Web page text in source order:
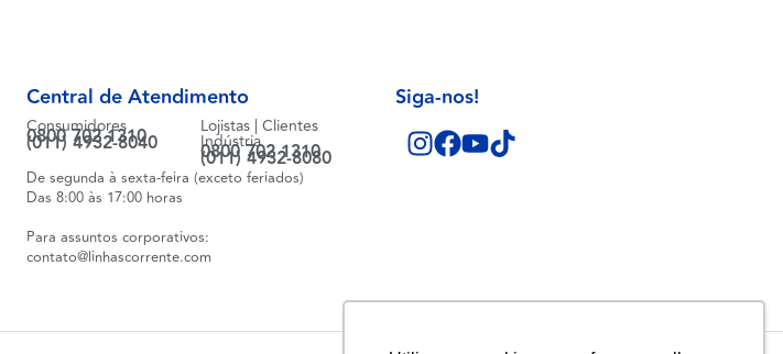
Central de Atendimento
Consumidores
0800 702 1310
(011) 4932-8040
Lojistas | Clientes
Indústria
0800 702 1310
(011) 4932-8080
De segunda à sexta-feira (exceto feriados)
Das 8:00 às 17:00 horas
Para assuntos corporativos:
contato@linhascorrente.com
Siga-nos!